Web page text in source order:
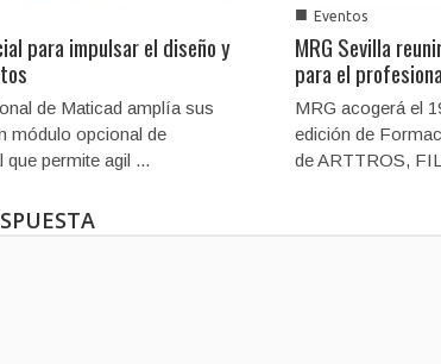
para impulsar el diseño y
de Maticad amplía sus
módulo opcional de
que permite agil ...
■ Eventos
MRG Sevilla
para el
MRG acogerá el
edición de
de ARTTROS,